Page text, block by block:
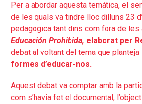
Per a abordar aquesta temàtica, el
de les quals va tindre lloc dilluns 23
pedagògica tant dins com fora de
Educación Prohibida, elaborat per
debat al voltant del tema que planteja
formes d’educar-nos.
Aquest debat va comptar amb la
com s’havia fet el documental,